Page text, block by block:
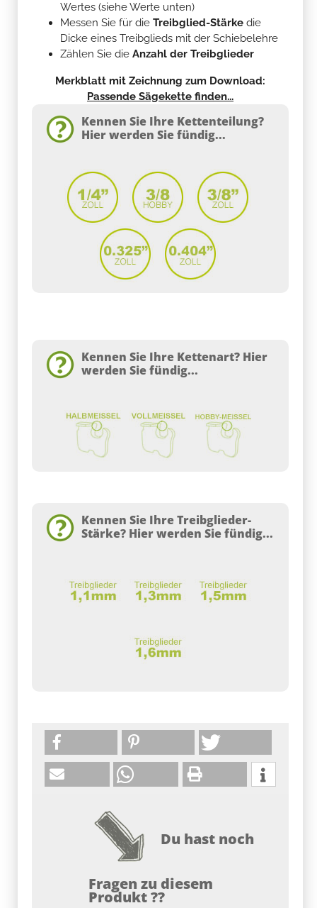
Wertes (siehe Werte unten)
Messen Sie für die Treibglied-Stärke die
Dicke eines Treibglieds mit der Schiebelehre
Zählen Sie die Anzahl der Treibglieder
Merkblatt mit Zeichnung zum Download:
Passende Sägekette finden...
Kennen Sie Ihre Kettenteilung?
Hier werden Sie fündig...
Kennen Sie Ihre Kettenart? Hier
werden Sie fündig...
Kennen Sie Ihre Treibglieder-
Stärke? Hier werden Sie fündig...
Du hast noch
Fragen zu diesem
Produkt ??